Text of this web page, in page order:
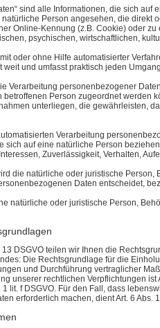
sind alle Informationen, die sich
Person angesehen, die direkt
Online-Kennung (z.B. Cookie) oder
psychischen, wirtschaftlichen,
mit oder ohne Hilfe automatisierter
weit und umfasst praktisch jeden
Verarbeitung personenbezogener
betroffenen Person zugeordnet werden
unterliegen, die gewährleisten,
Verarbeitung
sich auf eine natürliche Person
Zuverlässigkeit, Verhalten,
die natürliche oder juristische
Daten entscheidet,
natürliche oder juristische Person,
13 DSGVO teilen wir Ihnen die
Die Rechtsgrundlage für die
und Durchführung vertraglicher
unserer rechtlichen Verpflichtungen
1 lit. f DSGVO. Für den Fall, dass
erforderlich machen, dient Art. 6 Abs.